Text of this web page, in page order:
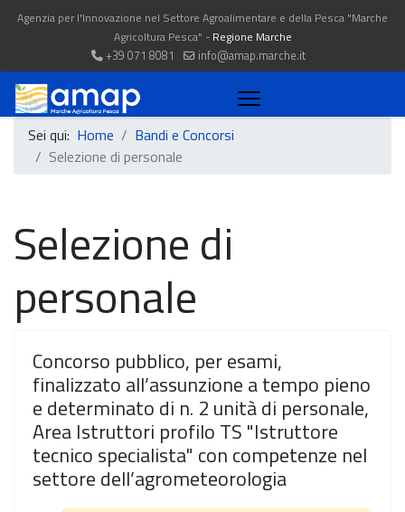
Agenzia per l'Innovazione nel Settore Agroalimentare e della Pesca "Marche
Agricoltura Pesca" - Regione Marche
+39 071 8081
info@amap.marche.it
Sei qui: Home
Bandi e Concorsi
Selezione di personale
Selezione di
personale
Concorso pubblico, per esami,
finalizzato all’assunzione a tempo pieno
e determinato di n. 2 unità di personale,
Area Istruttori profilo TS "Istruttore
tecnico specialista" con competenze nel
settore dell’agrometeorologia